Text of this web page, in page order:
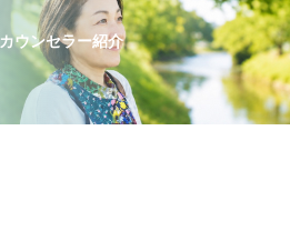
カウンセラー紹介